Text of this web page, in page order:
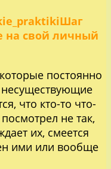
Шаг
на свой личный
постоянно
что кто-то что-
не так,
их, смеется
ими или вообще